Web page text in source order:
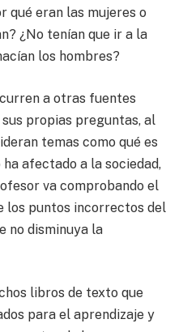
qué eran las mujeres o
¿No tenían que ir a la
los hombres?
a otras fuentes
propias preguntas, al
temas como qué es
afectado a la sociedad,
va comprobando el
los puntos incorrectos del
no disminuya la
libros de texto que
para el aprendizaje y